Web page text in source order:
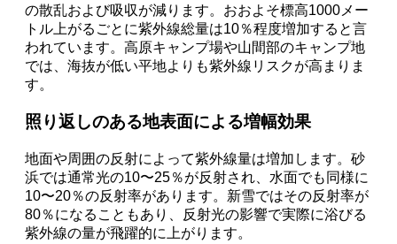
の散乱および吸収が減ります。おおよそ標高1000メー
トル上がるごとに紫外線総量は10％程度増加すると言
われています。高原キャンプ場や山間部のキャンプ地
では、海抜が低い平地よりも紫外線リスクが高まりま
す。
照り返しのある地表面による増幅効果
地面や周囲の反射によって紫外線量は増加します。砂
浜では通常光の10〜25％が反射され、水面でも同様に
10〜20％の反射率があります。新雪ではその反射率が
80％になることもあり、反射光の影響で実際に浴びる
紫外線の量が飛躍的に上がります。